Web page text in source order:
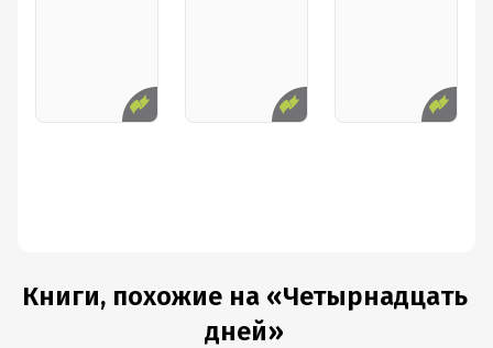
Дата написания:1 января 2022
Книги, похожие на «Четырнадцать
дней»